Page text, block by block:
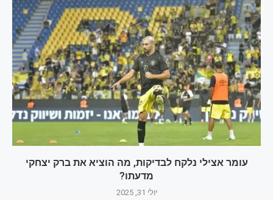
עומר אצילי נלקח לבדיקות, מה הוציא את ברק יצחקי
מדעתו?
יולי 31, 2025